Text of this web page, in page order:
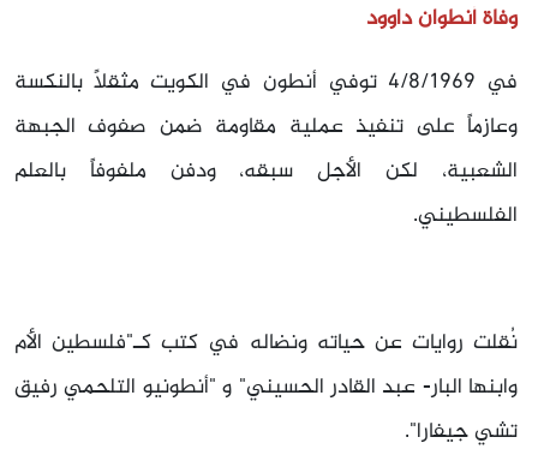
وفاة أنطوان داوود
في 4/8/1969 توفي أنطون في الكويت مثقلاً بالنكسة
وعازماً على تنفيذ عملية مقاومة ضمن صفوف الجبهة
الشعبية، لكن الأجل سبقه، ودفن ملفوفاً بالعلم
الفلسطيني.
نُقلت روايات عن حياته ونضاله في كتب كـ"فلسطين الأم
وابنها البار- عبد القادر الحسيني" و "أنطونيو التلحمي رفيق
تشي جيفارا".